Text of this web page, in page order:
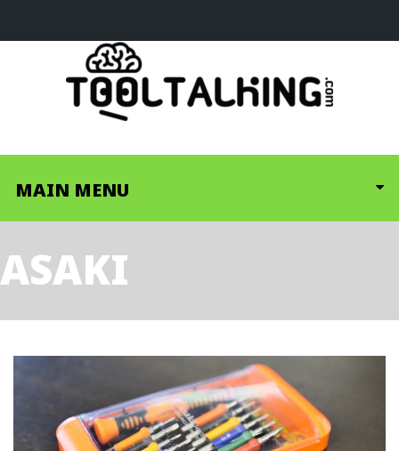
MAIN MENU
ASAKI